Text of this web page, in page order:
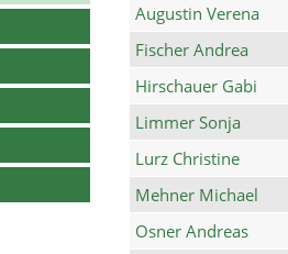
Augustin Verena
Fischer Andrea
Hirschauer Gabi
Limmer Sonja
Lurz Christine
Mehner Michael
Osner Andreas